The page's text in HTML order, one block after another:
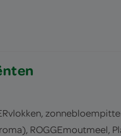
ROGGEmoutmeel,